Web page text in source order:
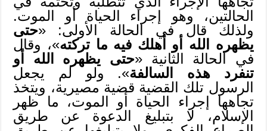
الحالتين، وهو إجراء الحياة أو الموت.
ولذلك قال في الحالة الأولى: «حتى
يظهره الله أو أهلك فيه ما تركته»، وقال
في الحالة الثانية «حتى يظهره الله أو
تنفرد هذه السالفة». ولو لم يجعل
الرسول تلك القضية قضية مصيرية، ويتخذ
تجاهها إجراء الحياة أو الموت، ما ظهر
الإسلام، لا بتبليغ الدعوة عن طريق